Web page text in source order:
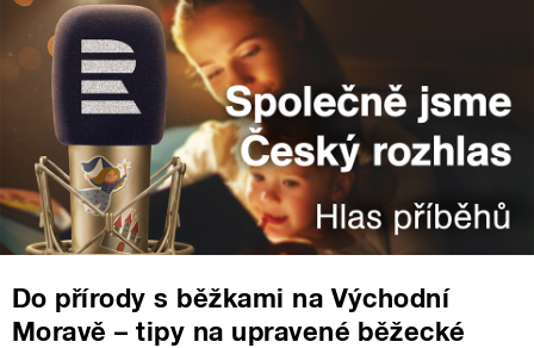
Do přírody s běžkami na Východní
Moravě – tipy na upravené běžecké